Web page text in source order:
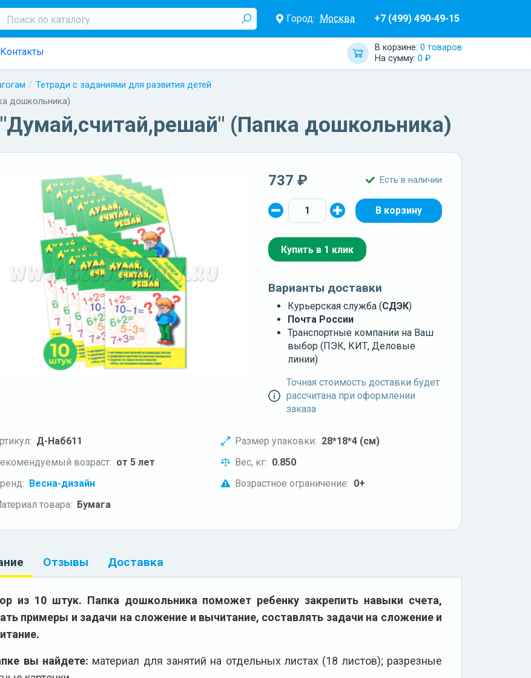
Город: Москва +7 (499) 490-49-15
Контакты В корзине: 0 товаров
На сумму: 0 ₽
Тетради с заданиями для развития детей
дошкольника)
(Папка дошкольника)
737 ₽ Есть в наличии
Купить в 1 клик
Варианты доставки
Курьерская служба (СДЭК)
Почта России
Транспортные компании на Ваш
выбор (ПЭК, КИТ, Деловые
линии)
Точная стоимость доставки будет
рассчитана при оформлении
заказа
Д-Наб611
возраст: от 5 лет
Весна-дизайн
товара: Бумага
Размер упаковки: 28*18*4 (см)
Вес, кг: 0.850
Возрастное ограничение: 0+
Отзывы Доставка
из 10 штук. Папка дошкольника поможет ребенку закрепить навыки счета,
примеры и задачи на сложение и вычитание, составлять задачи на сложение и
вы найдете: материал для занятий на отдельных листах (18 листов); разрезные